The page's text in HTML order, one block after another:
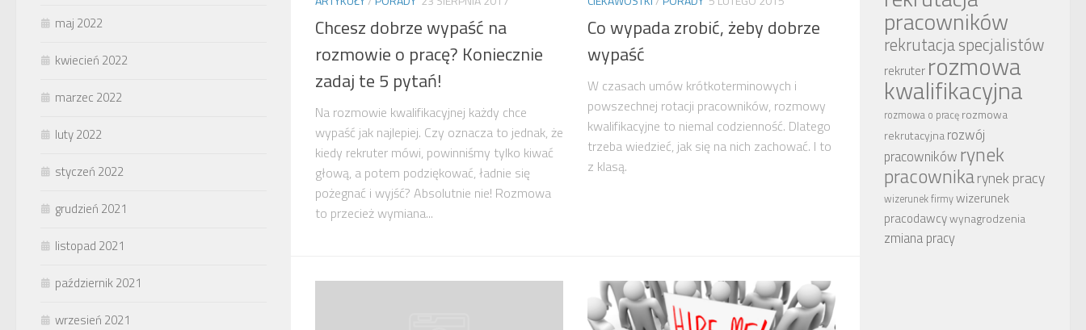
Chcesz dobrze wypaść na
rozmowie o pracę? Koniecznie
zadaj te 5 pytań!
Na rozmowie kwalifikacyjnej każdy chce
wypaść jak najlepiej. Czy oznacza to jednak, że
kiedy rekruter mówi, powinniśmy tylko kiwać
głową, a potem podziękować, ładnie się
pożegnać i wyjść? Absolutnie nie! Rozmowa
to przecież wymiana...
Co wypada zrobić, żeby dobrze
wypaść
W czasach umów krótkoterminowych i
powszechnej rotacji pracowników, rozmowy
kwalifikacyjne to niemal codzienność. Dlatego
trzeba wiedzieć, jak się na nich zachować. I to
z klasą.
maj 2022
kwiecień 2022
marzec 2022
luty 2022
styczeń 2022
grudzień 2021
listopad 2021
październik 2021
wrzesień 2021
pracowników
rekrutacja specjalistów
rekruter rozmowa
kwalifikacyjna
rozmowa o pracę rozmowa
rekrutacyjnarozwój
pracowników rynek
pracownikarynek pracy
wizerunek firmywizerunek
pracodawcywynagrodzenia
zmiana pracy